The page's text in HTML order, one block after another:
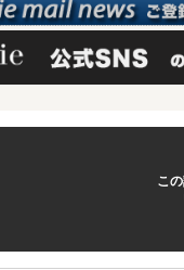
こ